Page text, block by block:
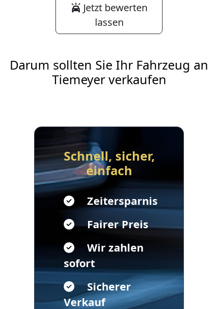
Jetzt bewerten
lassen
Darum sollten Sie Ihr Fahrzeug an
Tiemeyer verkaufen
Schnell, sicher,
einfach
Zeitersparnis
Fairer Preis
Wir zahlen
sofort
Sicherer
Verkauf